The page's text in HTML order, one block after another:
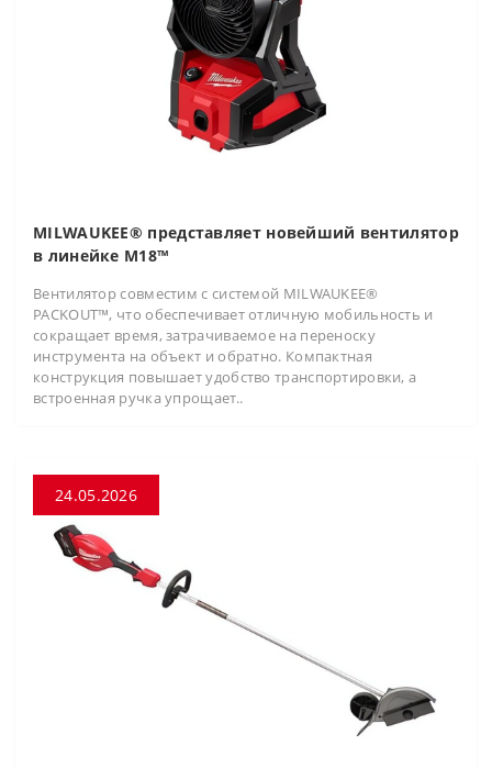
MILWAUKEE® представляет новейший вентилятор
в линейке M18™
Вентилятор совместим с системой MILWAUKEE®
PACKOUT™, что обеспечивает отличную мобильность и
сокращает время, затрачиваемое на переноску
инструмента на объект и обратно. Компактная
конструкция повышает удобство транспортировки, а
встроенная ручка упрощает..
24.05.2026